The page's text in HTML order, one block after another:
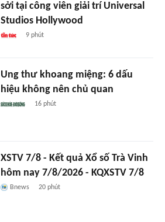
sởi tại công viên giải trí Universal
Studios Hollywood
9 phút
Ung thư khoang miệng: 6 dấu
hiệu không nên chủ quan
16 phút
XSTV 7/8 - Kết quả Xổ số Trà Vinh
hôm nay 7/8/2026 - KQXSTV 7/8
Bnews 20 phút